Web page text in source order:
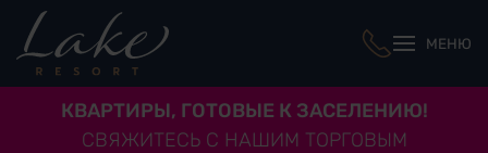
МЕНЮ
КВАРТИРЫ, ГОТОВЫЕ К ЗАСЕЛЕНИЮ!
СВЯЖИТЕСЬ С НАШИМ ТОРГОВЫМ